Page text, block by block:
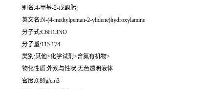
别名:4-甲基-2-戊酮肟;
英文名:N-(4-methylpentan-2-ylidene)hydroxylamine
分子式:C6H13NO
分子量:115.174
类别:其他>化学试剂>含氮有机物>
物化性质:外观与性状:无色透明液体
密度:0.89g/cm3